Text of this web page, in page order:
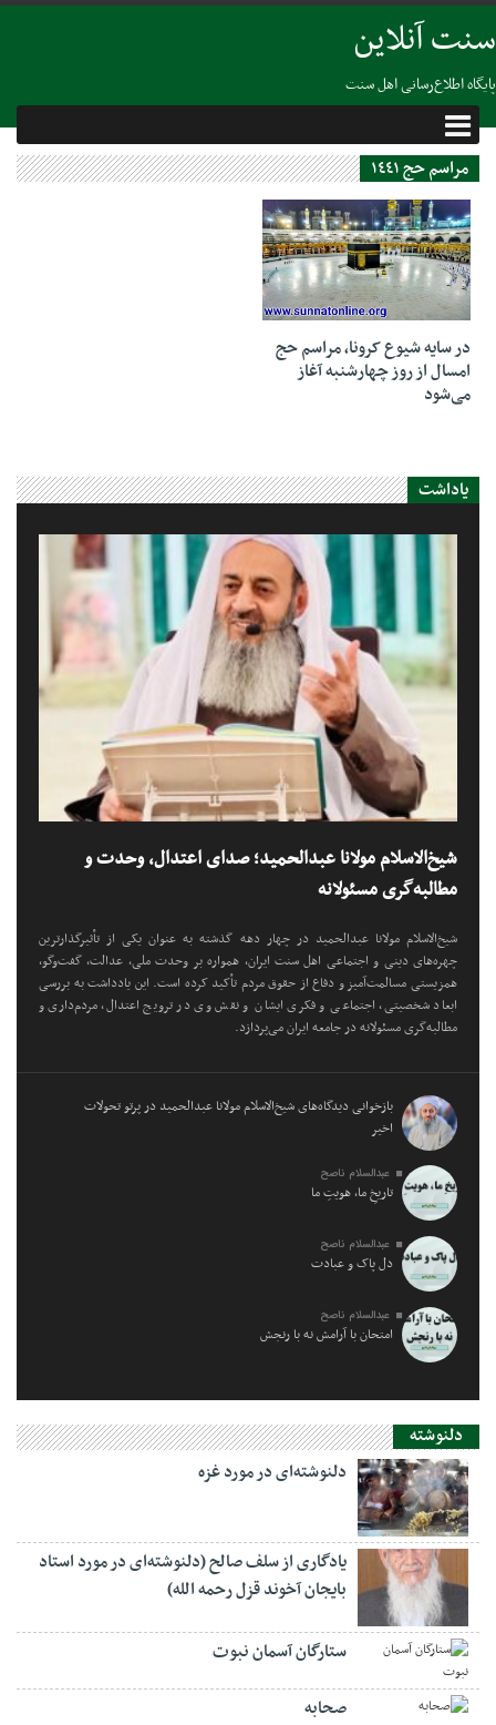
سنت آنلاین
پایگاه اطلاع‌رسانی اهل سنت
مراسم حج ۱٤٤۱
21 جولای 2020
در سایه شیوع کرونا، مراسم حج
امسال از روز چهارشنبه آغاز
می‌شود
یاداشت
شیخ‌الاسلام مولانا عبدالحمید؛ صدای اعتدال، وحدت و
مطالبه‌گری مسئولانه
شیخ‌الاسلام مولانا عبدالحمید در چهار دهه گذشته به عنوان یکی از تأثیرگذارترین
چهره‌های دینی و اجتماعی اهل سنت ایران، همواره بر وحدت ملی، عدالت، گفت‌وگو،
همزیستی مسالمت‌آمیز و دفاع از حقوق مردم تأکید کرده است. این یادداشت به بررسی
ابعاد شخصیتی، اجتماعی و فکری ایشان و نقش وی در ترویج اعتدال، مردم‌داری و
مطالبه‌گری مسئولانه در جامعه ایران می‌پردازد.
بازخوانی دیدگاه‌های شیخ‌الاسلام مولانا عبدالحمید در پرتو تحولات
اخیر
عبدالسلام ناصح
تاریخِ ما، هویتِ ما
عبدالسلام ناصح
دل پاک و عبادت
عبدالسلام ناصح
امتحان با آرامش نه با رنجش
دلنوشته
دلنوشته‌ای در مورد غزه
یادگاری از سلف صالح (دلنوشته‌ای در مورد استاد
بایجان آخوند قزل رحمه الله)
ستارگان آسمان نبوت
صحابه